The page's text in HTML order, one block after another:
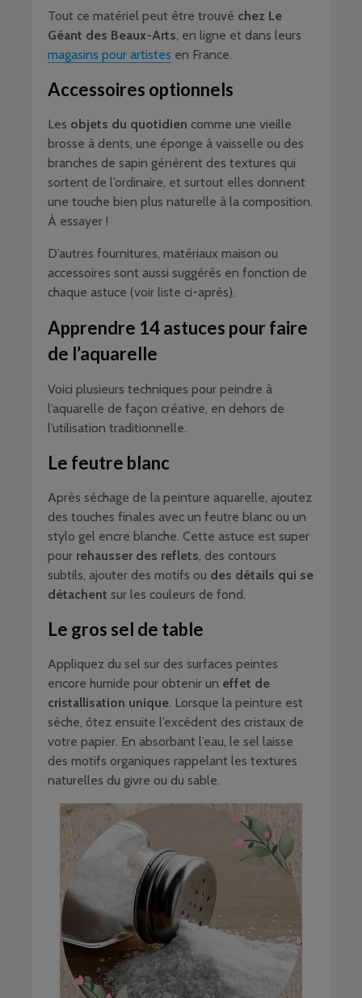
Tout ce matériel peut être trouvé chez Le
Géant des Beaux-Arts, en ligne et dans leurs
magasins pour artistes en France.
Accessoires optionnels
Les objets du quotidien comme une vieille
brosse à dents, une éponge à vaisselle ou des
branches de sapin génèrent des textures qui
sortent de l’ordinaire, et surtout elles donnent
une touche bien plus naturelle à la composition.
À essayer !
D’autres fournitures, matériaux maison ou
accessoires sont aussi suggérés en fonction de
chaque astuce (voir liste ci-après).
Apprendre 14 astuces pour faire
de l’aquarelle
Voici plusieurs techniques pour peindre à
l’aquarelle de façon créative, en dehors de
l’utilisation traditionnelle.
Le feutre blanc
Après séchage de la peinture aquarelle, ajoutez
des touches finales avec un feutre blanc ou un
stylo gel encre blanche. Cette astuce est super
pour rehausser des reflets, des contours
subtils, ajouter des motifs ou des détails qui se
détachent sur les couleurs de fond.
Le gros sel de table
Appliquez du sel sur des surfaces peintes
encore humide pour obtenir un effet de
cristallisation unique. Lorsque la peinture est
sèche, ôtez ensuite l’excédent des cristaux de
votre papier. En absorbant l’eau, le sel laisse
des motifs organiques rappelant les textures
naturelles du givre ou du sable.